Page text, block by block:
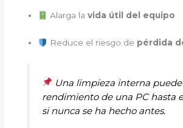
Alarga la vida útil del equipo
Reduce el riesgo de pérdida
Una limpieza interna
rendimiento de una PC hasta
si nunca se ha hecho antes.